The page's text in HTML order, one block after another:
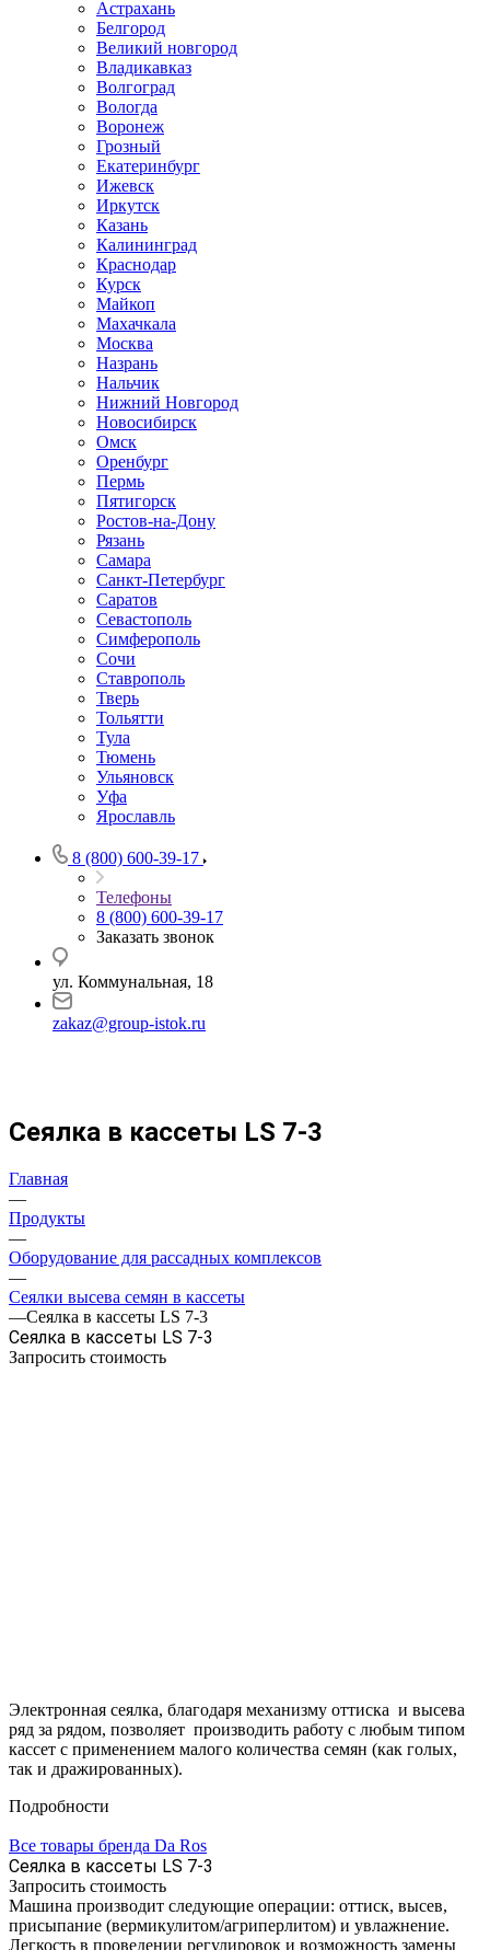
Астрахань
Белгород
Великий новгород
Владикавказ
Волгоград
Вологда
Воронеж
Грозный
Екатеринбург
Ижевск
Иркутск
Казань
Калининград
Краснодар
Курск
Майкоп
Махачкала
Москва
Назрань
Нальчик
Нижний Новгород
Новосибирск
Омск
Оренбург
Пермь
Пятигорск
Ростов-на-Дону
Рязань
Самара
Санкт-Петербург
Саратов
Севастополь
Симферополь
Сочи
Ставрополь
Тверь
Тольятти
Тула
Тюмень
Ульяновск
Уфа
Ярославль
8 (800) 600-39-17
Телефоны
8 (800) 600-39-17
Заказать звонок
ул. Коммунальная, 18
zakaz@group-istok.ru
Сеялка в кассеты LS 7-3
Главная
—
Продукты
—
Оборудование для рассадных комплексов
—
Сеялки высева семян в кассеты
—Сеялка в кассеты LS 7-3
Сеялка в кассеты LS 7-3
Запросить стоимость
Электронная сеялка, благодаря механизму оттиска и высева
ряд за рядом, позволяет производить работу с любым типом
кассет с применением малого количества семян (как голых,
так и дражированных).
Подробности
Все товары бренда Da Ros
Сеялка в кассеты LS 7-3
Запросить стоимость
Машина производит следующие операции: оттиск, высев,
присыпание (вермикулитом/агриперлитом) и увлажнение.
Легкость в проведении регулировок и возможность замены